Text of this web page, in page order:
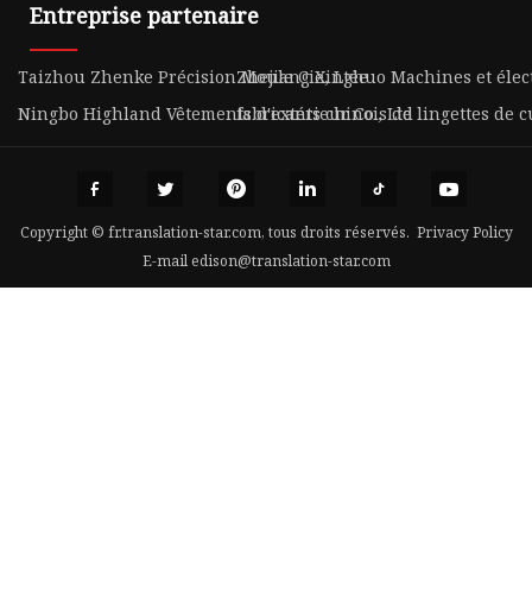
Entreprise partenaire
Taizhou Zhenke Précision Moule Cie, Ltée
Zhejiang Xinghuo Machines et
Ningbo Highland Vêtements d'extérieur Co., Ltd
fabricants chinois de lingettes de
Copyright © fr.translation-star.com, tous droits réservés. Privacy Policy
E-mailedison@translation-star.com